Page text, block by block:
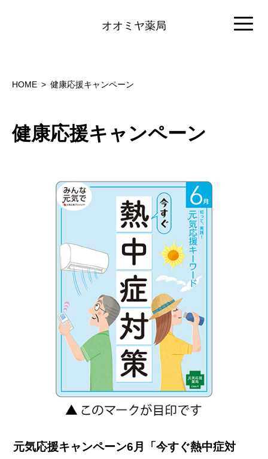
オオミヤ薬局
HOME 健康応援キャンペーン
健康応援キャンペーン
元気応援キャンペーン6月「今すぐ熱中症対